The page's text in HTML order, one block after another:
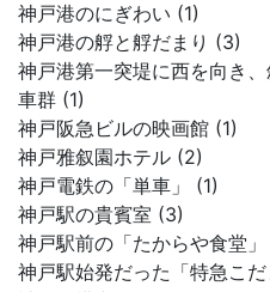
神戸港のにぎわい (1)
神戸港の艀と艀だまり (3)
神戸港第一突堤に西を向き
車群 (1)
神戸阪急ビルの映画館 (1)
神戸雅叙園ホテル (2)
神戸電鉄の「単車」 (1)
神戸駅の貴賓室 (3)
神戸駅前の「たからや食堂
神戸駅始発だった「特急こ